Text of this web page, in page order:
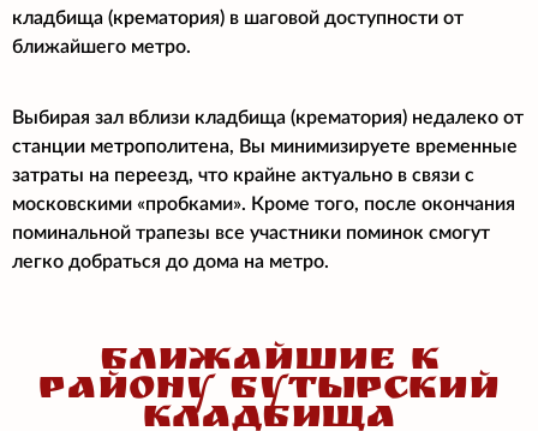
кладбища (крематория) в шаговой доступности от
ближайшего метро.
Выбирая зал вблизи кладбища (крематория) недалеко от
станции метрополитена, Вы минимизируете временные
затраты на переезд, что крайне актуально в связи с
московскими «пробками». Кроме того, после окончания
поминальной трапезы все участники поминок смогут
легко добраться до дома на метро.
БЛИЖАЙШИЕ К
РАЙОНУ БУТЫРСКИЙ
КЛАДБИЩА